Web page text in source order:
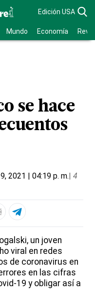
Edición USA
Mundo Economía
se hace
2021 | 04:19 p. m.| 4
un joven
viral en redes
de coronavirus en
en las cifras
19 y obligar así a